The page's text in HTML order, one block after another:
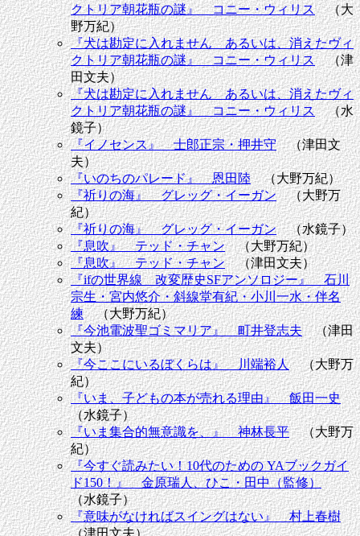
クトリア朝花瓶の謎』 コニー・ウィリス（大
野万紀）
『犬は勘定に入れません あるいは、消えたヴィ
クトリア朝花瓶の謎』 コニー・ウィリス（津
田文夫）
『犬は勘定に入れません あるいは、消えたヴィ
クトリア朝花瓶の謎』 コニー・ウィリス（水
鏡子）
『イノセンス』 士郎正宗・押井守（津田文
夫）
『いのちのパレード』 恩田陸（大野万紀）
『祈りの海』 グレッグ・イーガン（大野万
紀）
『祈りの海』 グレッグ・イーガン（水鏡子）
『息吹』 テッド・チャン（大野万紀）
『息吹』 テッド・チャン（津田文夫）
『ifの世界線 改変歴史SFアンソロジー』 石川
宗生・宮内悠介・斜線堂有紀・小川一水・伴名
練（大野万紀）
『今池電波聖ゴミマリア』 町井登志夫（津田
文夫）
『今ここにいるぼくらは』 川端裕人（大野万
紀）
『いま、子どもの本が売れる理由』 飯田一史
（水鏡子）
『いま集合的無意識を、』 神林長平（大野万
紀）
『今すぐ読みたい！10代のための YAブックガイ
ド150！』 金原瑞人、ひこ・田中（監修）
（水鏡子）
『意味がなければスイングはない』 村上春樹
（津田文夫）